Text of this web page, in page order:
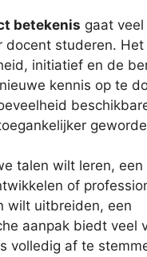
betekenis gaat
docent studeren.
initiatief en de
kennis op te
talen wilt leren, een
of
wilt uitbreiden, een
aanpak biedt veel
volledig af te